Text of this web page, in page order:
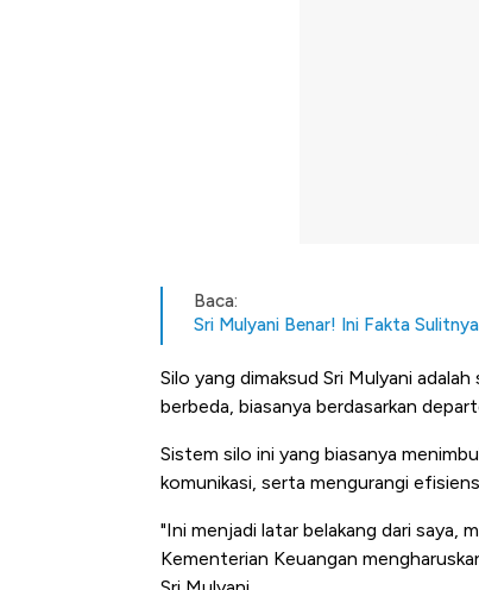
Baca:
Sri Mulyani Benar! Ini Fakta
Silo yang dimaksud Sri Mulyani
berbeda, biasanya berdasarkan
Sistem silo ini yang biasanya
komunikasi, serta mengurangi
"Ini menjadi latar belakang dari saya,
Kementerian Keuangan